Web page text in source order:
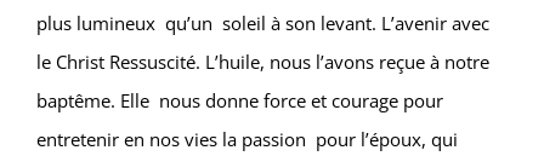
plus lumineux qu’un soleil à son levant. L’avenir avec
le Christ Ressuscité. L’huile, nous l’avons reçue à notre
baptême. Elle nous donne force et courage pour
entretenir en nos vies la passion pour l’époux, qui